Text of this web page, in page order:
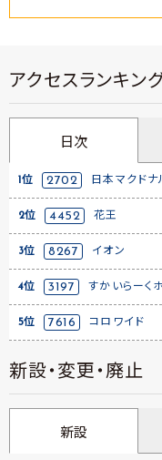
アクセスランキング
日次
1位 2702 日本マクドナ
2位 4452 花王
3位 8267 イオン
4位 3197 すかいらーく
5位 7616 コロワイド
新設・変更・廃止
新設